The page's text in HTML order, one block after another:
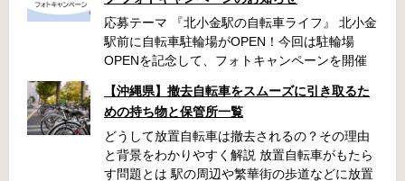
応募テーマ 『北小金駅の自転車ライフ』 北小金
駅前に自転車駐輪場がOPEN！今回は駐輪場
OPENを記念して、フォトキャンペーンを開催
車が写っている写真」を撮影いただき、みなさ
まの北小金駅周辺での思い出を写真とともに共
有できたらと思います。 素敵な写真の投稿をお
待ちしております！ 応募期間 2025年9月22日～
10月31日 ・キャンペーン期間中に何度も投稿可
【沖縄県】撤去自転車をスムーズに引き取るた
めの持ち物と保管所一覧
どうして放置自転車は撤去されるの？その理由
と背景をわかりやすく解説 放置自転車がもたら
す問題とは 駅の周辺や繁華街の歩道などに放置